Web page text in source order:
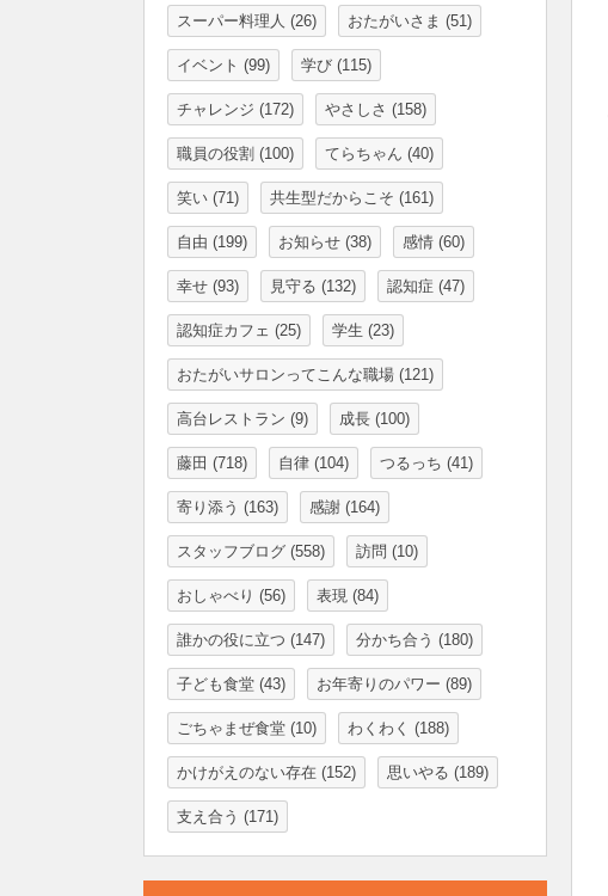
スーパー料理人 (26) おたがいさま (51)
イベント (99) 学び (115)
チャレンジ (172) やさしさ (158)
職員の役割 (100) てらちゃん (40)
笑い (71) 共生型だからこそ (161)
自由 (199) お知らせ (38) 感情 (60)
幸せ (93) 見守る (132) 認知症 (47)
認知症カフェ (25) 学生 (23)
おたがいサロンってこんな職場 (121)
高台レストラン (9) 成長 (100)
藤田 (718) 自律 (104) つるっち (41)
寄り添う (163) 感謝 (164)
スタッフブログ (558) 訪問 (10)
おしゃべり (56) 表現 (84)
誰かの役に立つ (147) 分かち合う (180)
子ども食堂 (43) お年寄りのパワー (89)
ごちゃまぜ食堂 (10) わくわく (188)
かけがえのない存在 (152) 思いやる (189)
支え合う (171)